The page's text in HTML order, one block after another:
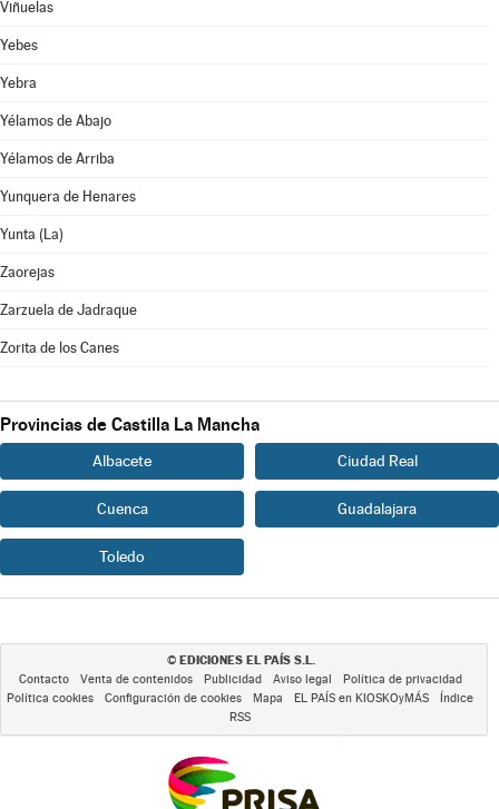
Viñuelas
Yebes
Yebra
Yélamos de Abajo
Yélamos de Arriba
Yunquera de Henares
Yunta (La)
Zaorejas
Zarzuela de Jadraque
Zorita de los Canes
Provincias de Castilla La Mancha
Albacete Ciudad Real
Cuenca Guadalajara
Toledo
© EDICIONES EL PAÍS S.L.
Contacto Venta de contenidos Publicidad Aviso legal
Política de privacidad
Política cookies
Configuración de cookies Mapa EL PAÍS en KIOSKOyMÁS
Índice
RSS